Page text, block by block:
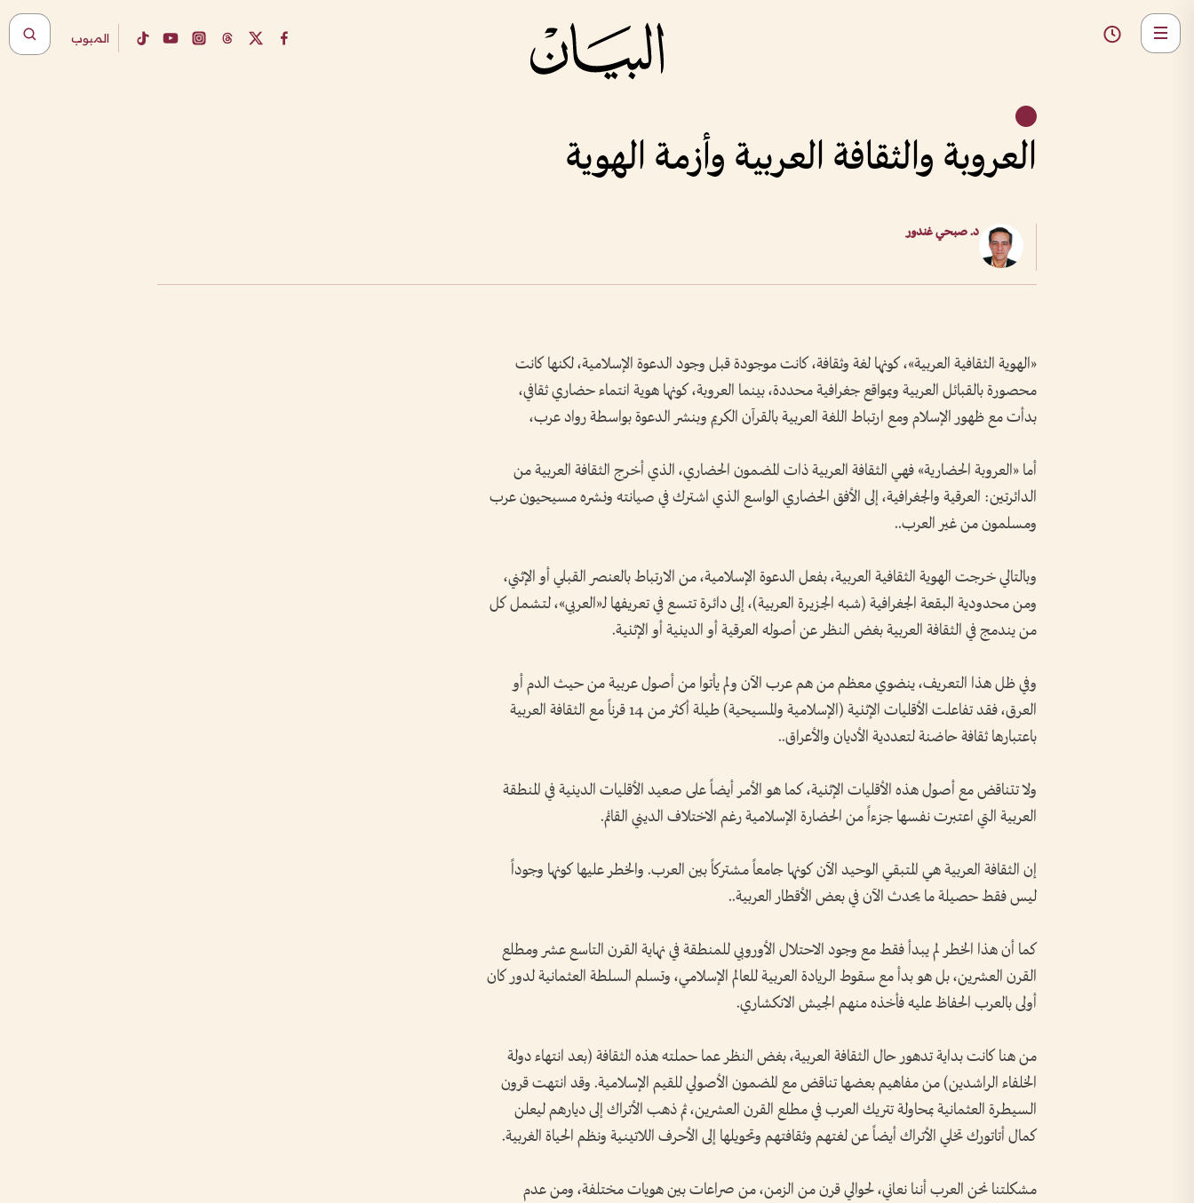
المبوب
العروبة والثقافة العربية وأزمة الهوية
د. صبحي غندور
«الهوية الثقافية العربية»، كونها لغة وثقافة، كانت موجودة قبل وجود الدعوة الإسلامية، لكنها كانت
محصورة بالقبائل العربية وبمواقع جغرافية محددة، بينما العروبة، كونها هوية انتماء حضاري ثقافي،
بدأت مع ظهور الإسلام ومع ارتباط اللغة العربية بالقرآن الكريم وبنشر الدعوة بواسطة رواد عرب،
أما «العروبة الحضارية» فهي الثقافة العربية ذات المضمون الحضاري، الذي أخرج الثقافة العربية من
الدائرتين: العرقية والجغرافية، إلى الأفق الحضاري الواسع الذي اشترك في صيانته ونشره مسيحيون عرب
ومسلمون من غير العرب..
وبالتالي خرجت الهوية الثقافية العربية، بفعل الدعوة الإسلامية، من الارتباط بالعنصر القبلي أو الإثني،
ومن محدودية البقعة الجغرافية (شبه الجزيرة العربية)، إلى دائرة تتسع في تعريفها لـ«العربي»، لتشمل كل
من يندمج في الثقافة العربية بغض النظر عن أصوله العرقية أو الدينية أو الإثنية.
وفي ظل هذا التعريف، ينضوي معظم من هم عرب الآن ولم يأتوا من أصول عربية من حيث الدم أو
العرق، فقد تفاعلت الأقليات الإثنية (الإسلامية والمسيحية) طيلة أكثر من 14 قرناً مع الثقافة العربية
باعتبارها ثقافة حاضنة لتعددية الأديان والأعراق..
ولا تتناقض مع أصول هذه الأقليات الإثنية، كما هو الأمر أيضاً على صعيد الأقليات الدينية في المنطقة
العربية التي اعتبرت نفسها جزءاً من الحضارة الإسلامية رغم الاختلاف الديني القائم.
إن الثقافة العربية هي المتبقي الوحيد الآن كونها جامعاً مشتركاً بين العرب. والخطر عليها كونها وجوداً
ليس فقط حصيلة ما يحدث الآن في بعض الأقطار العربية..
كما أن هذا الخطر لم يبدأ فقط مع وجود الاحتلال الأوروبي للمنطقة في نهاية القرن التاسع عشر ومطلع
القرن العشرين، بل هو بدأ مع سقوط الريادة العربية للعالم الإسلامي، وتسلم السلطة العثمانية لدور كان
أولى بالعرب الحفاظ عليه فأخذه منهم الجيش الانكشاري.
من هنا كانت بداية تدهور حال الثقافة العربية، بغض النظر عما حملته هذه الثقافة (بعد انتهاء دولة
الخلفاء الراشدين) من مفاهيم بعضها تناقض مع المضمون الأصولي للقيم الإسلامية. وقد انتهت قرون
السيطرة العثمانية بمحاولة تتريك العرب في مطلع القرن العشرين، ثم ذهب الأتراك إلى ديارهم ليعلن
كمال أتاتورك تخلي الأتراك أيضاً عن لغتهم وثقافتهم وتحويلها إلى الأحرف اللاتينية ونظم الحياة الغربية.
مشكلتنا نحن العرب أننا نعاني، لحوالي قرن من الزمن، من صراعات بين هويات مختلفة، ومن عدم